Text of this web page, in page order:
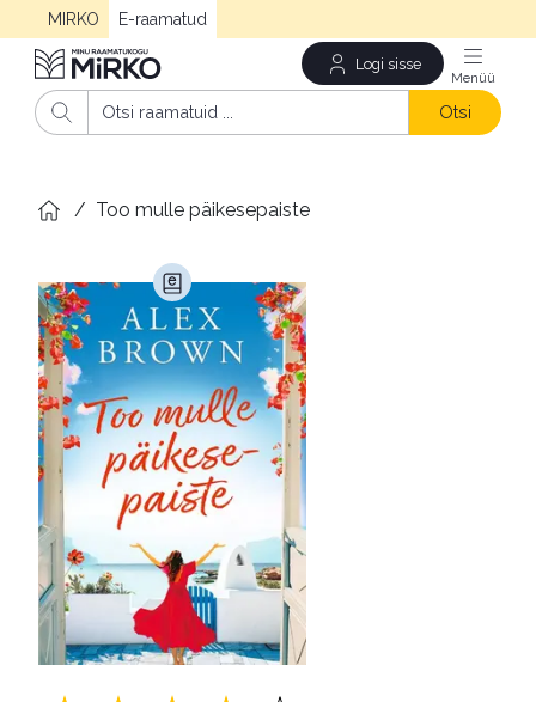
MIRKO E-raamatud
Logi sisse
Otsi
/ Too mulle päikesepaiste